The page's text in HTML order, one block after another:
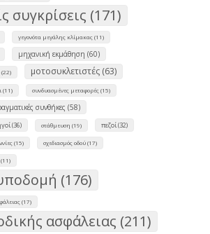
συγκρίσεις (171)
γεγονότα μεγάλης κλίμακας (11)
μηχανική εκμάθηση (60)
μοτοσυκλετιστές (63)
(11) συνδυασμένες μεταφορές (15)
συνθήκες (58)
(36) στάθμευση (19) πεζοί (32)
(15) σχεδιασμός οδού (17)
(11)
(176)
(17)
ασφάλειας (211)